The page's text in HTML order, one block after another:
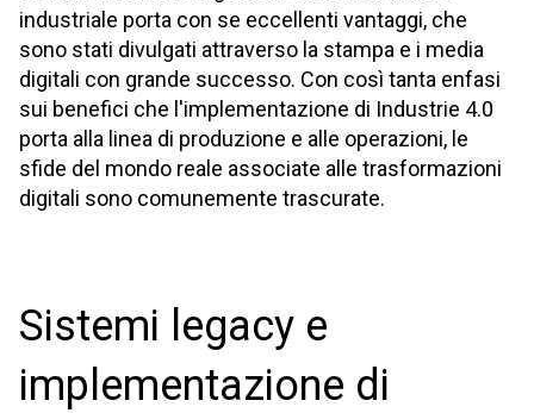
industriale porta con se eccellenti vantaggi, che
sono stati divulgati attraverso la stampa e i media
digitali con grande successo. Con così tanta enfasi
sui benefici che l'implementazione di Industrie 4.0
porta alla linea di produzione e alle operazioni, le
sfide del mondo reale associate alle trasformazioni
digitali sono comunemente trascurate.
Sistemi legacy e
implementazione di